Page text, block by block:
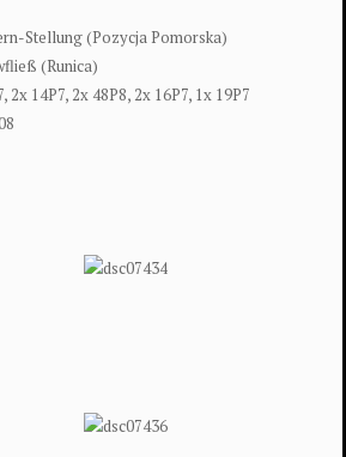
Stellung (Pozycja Pomorska)
(Runica)
2x 14P7, 2x 48P8, 2x 16P7, 1x 19P7